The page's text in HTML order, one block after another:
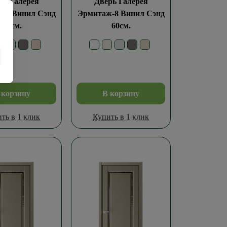
8 Винил Сэнд
70см.
в 1 клик
Эрмитаж-8 Винил Сэнд
60см.
В корзину
Купить в 1 клик